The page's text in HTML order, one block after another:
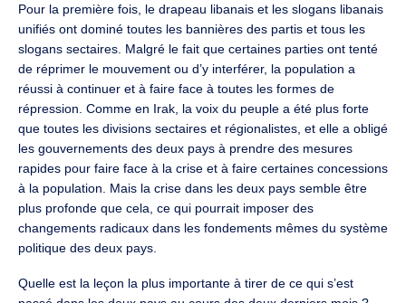
Pour la première fois, le drapeau libanais et les slogans libanais
unifiés ont dominé toutes les bannières des partis et tous les
slogans sectaires. Malgré le fait que certaines parties ont tenté
de réprimer le mouvement ou d’y interférer, la population a
réussi à continuer et à faire face à toutes les formes de
répression. Comme en Irak, la voix du peuple a été plus forte
que toutes les divisions sectaires et régionalistes, et elle a obligé
les gouvernements des deux pays à prendre des mesures
rapides pour faire face à la crise et à faire certaines concessions
à la population. Mais la crise dans les deux pays semble être
plus profonde que cela, ce qui pourrait imposer des
changements radicaux dans les fondements mêmes du système
politique des deux pays.
Quelle est la leçon la plus importante à tirer de ce qui s’est